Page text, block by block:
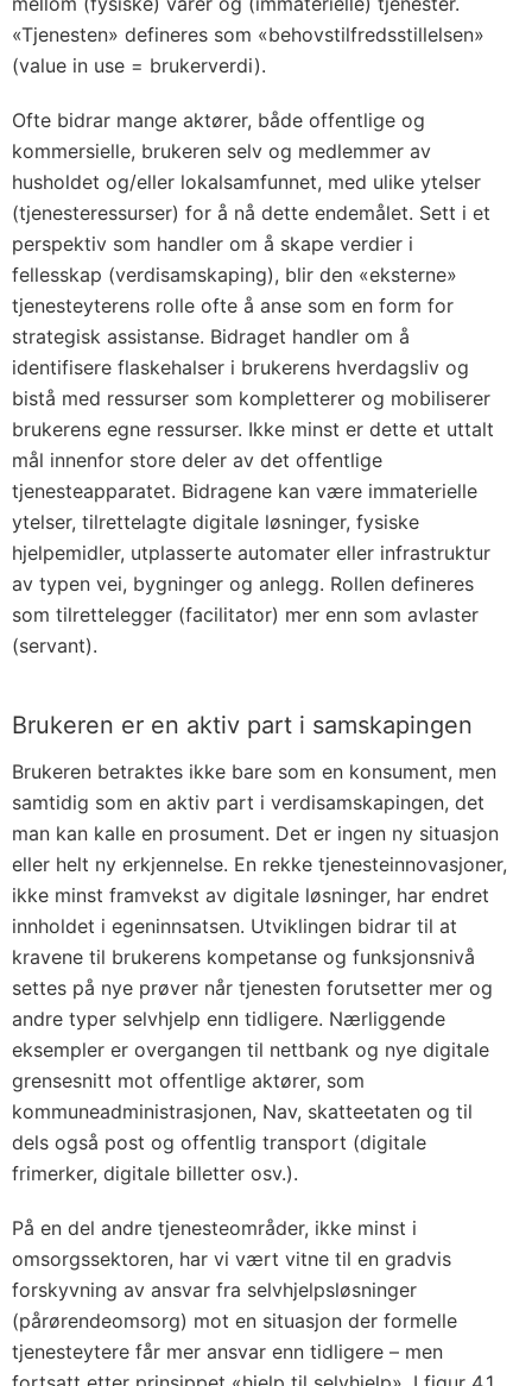
«Tjenesten» defineres som «behovstilfredsstillelsen»
(value in use = brukerverdi).
Ofte bidrar mange aktører, både offentlige og
kommersielle, brukeren selv og medlemmer av
husholdet og/eller lokalsamfunnet, med ulike ytelser
(tjenesteressurser) for å nå dette endemålet. Sett i et
perspektiv som handler om å skape verdier i
fellesskap (verdisamskaping), blir den «eksterne»
tjenesteyterens rolle ofte å anse som en form for
strategisk assistanse. Bidraget handler om å
identifisere flaskehalser i brukerens hverdagsliv og
bistå med ressurser som kompletterer og mobiliserer
brukerens egne ressurser. Ikke minst er dette et uttalt
mål innenfor store deler av det offentlige
tjenesteapparatet. Bidragene kan være immaterielle
ytelser, tilrettelagte digitale løsninger, fysiske
hjelpemidler, utplasserte automater eller infrastruktur
av typen vei, bygninger og anlegg. Rollen defineres
som tilrettelegger (facilitator) mer enn som avlaster
(servant).
Brukeren er en aktiv part i samskapingen
Brukeren betraktes ikke bare som en konsument, men
samtidig som en aktiv part i verdisamskapingen, det
man kan kalle en prosument. Det er ingen ny situasjon
eller helt ny erkjennelse. En rekke tjenesteinnovasjoner,
ikke minst framvekst av digitale løsninger, har endret
innholdet i egeninnsatsen. Utviklingen bidrar til at
kravene til brukerens kompetanse og funksjonsnivå
settes på nye prøver når tjenesten forutsetter mer og
andre typer selvhjelp enn tidligere. Nærliggende
eksempler er overgangen til nettbank og nye digitale
grensesnitt mot offentlige aktører, som
kommuneadministrasjonen, Nav, skatteetaten og til
dels også post og offentlig transport (digitale
frimerker, digitale billetter osv.).
På en del andre tjenesteområder, ikke minst i
omsorgssektoren, har vi vært vitne til en gradvis
forskyvning av ansvar fra selvhjelpsløsninger
(pårørendeomsorg) mot en situasjon der formelle
tjenesteytere får mer ansvar enn tidligere – men